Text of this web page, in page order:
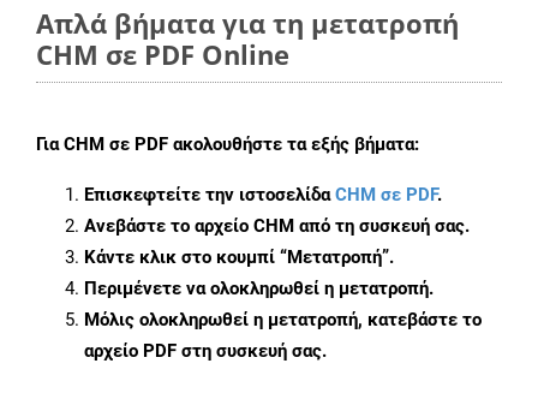
Απλά βήματα για τη μετατροπή
CHM σε PDF Online
ΓιαCHM σε PDF ακολουθήστε τα εξής βήματα:
Επισκεφτείτε την ιστοσελίδαCHM σε PDF.
Ανεβάστε το αρχείο CHM από τη συσκευή σας.
Κάντε κλικ στο κουμπί “Μετατροπή”.
Περιμένετε να ολοκληρωθεί η μετατροπή.
Μόλις ολοκληρωθεί η μετατροπή, κατεβάστε το
αρχείο PDF στη συσκευή σας.